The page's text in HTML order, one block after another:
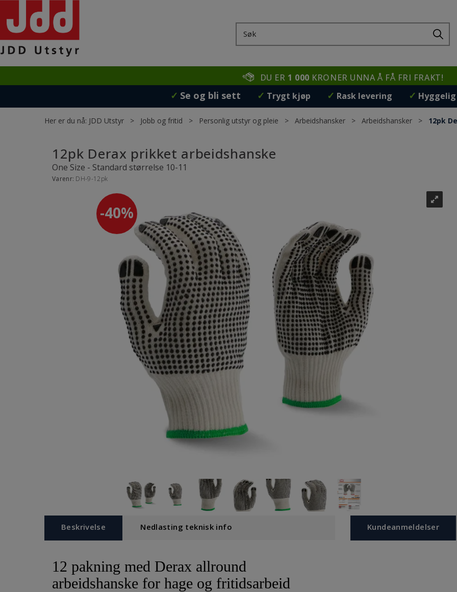
DU ER 1 000 KRONER UNNA Å FÅ FRI FRAKT!
✓ Se og bli sett ✓ Trygt kjøp ✓ Rask levering ✓
Her er du nå: JDD Utstyr > Jobb og fritid > Personlig utstyr og pleie > Arbeidshansker > Arbeidshansker > 12pk
12pk Derax prikket arbeidshanske
One Size - Standard størrelse 10-11
Varenr: DH-9-12pk
40%
Beskrivelse Nedlasting teknisk info
12 pakning med Derax allround
arbeidshanske for hage og fritidsarbeid
Kundeanmeldelser